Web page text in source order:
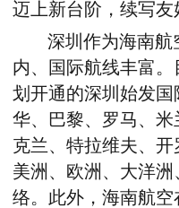
迈上新台阶，续写友
深圳作为海南航
内、国际航线丰富
划开通的深圳始发
华、巴黎、罗马、米
克兰、特拉维夫、
美洲、欧洲、大洋
络。此外，海南航